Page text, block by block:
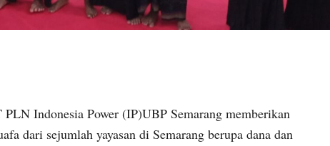
Indonesia Power (IP)UBP Semarang memberikan
dari sejumlah yayasan di Semarang berupa dana dan